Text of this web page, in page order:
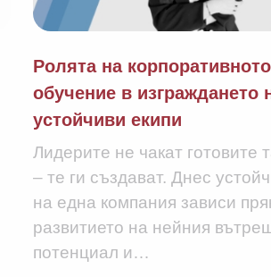
Ролята на корпоративното
обучение в изграждането
устойчиви екипи
Лидерите не чакат готовите
– те ги създават. Днес
на една компания зависи
развитието на нейния
потенциал и…